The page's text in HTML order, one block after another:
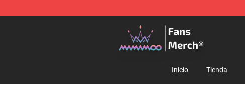
Mamamoo Store - Official Mamamoo Merchandise Shop
Inicio Tienda